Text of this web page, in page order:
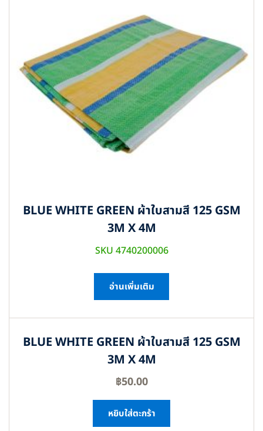
BLUE WHITE GREEN ผ้าใบสามสี 125 GSM
3M X 4M
SKU 4740200006
อ่านเพิ่มเติม
BLUE WHITE GREEN ผ้าใบสามสี 125 GSM
3M X 4M
฿50.00
หยิบใส่ตะกร้า